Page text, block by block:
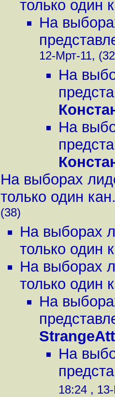
только один
На
12-Мрт-11,
На
На
На выборах
только один
(38)
На выборах
только один
На выборах
только один
На
На
18:24 ,